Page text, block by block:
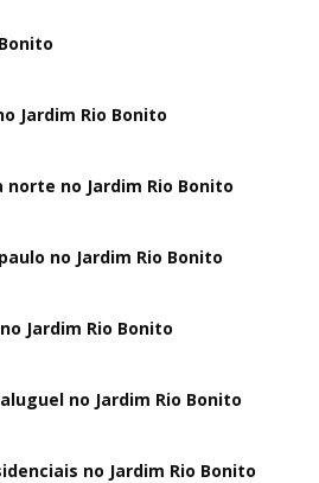
Jardim Rio Bonito
no Jardim Rio Bonito
no Jardim Rio Bonito
Jardim Rio Bonito
no Jardim Rio Bonito
no Jardim Rio Bonito